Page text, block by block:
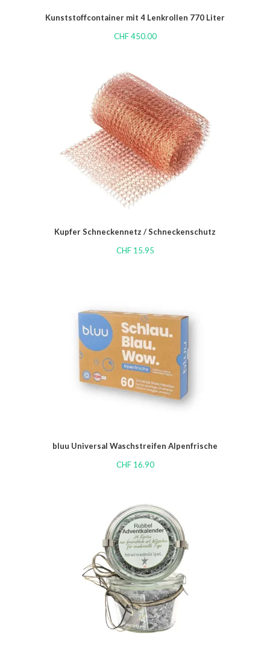
Kunststoffcontainer mit 4 Lenkrollen 770 Liter
CHF450.00
Kupfer Schneckennetz / Schneckenschutz
CHF15.95
bluu Universal Waschstreifen Alpenfrische
CHF16.90